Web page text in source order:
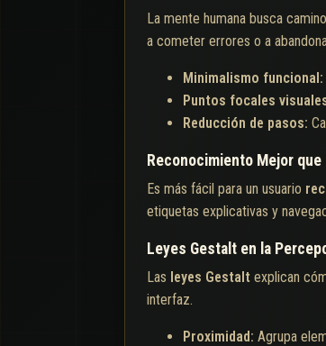
La mente humana busca
a cometer errores o a
Minimalismo funcional:
Puntos focales
Reducción de pasos:
Reconocimiento Mejor que
Es más fácil para un usuario
etiquetas explicativas y
Leyes Gestalt en la
Las leyes Gestalt explican
interfaz.
Proximidad: Agrupa